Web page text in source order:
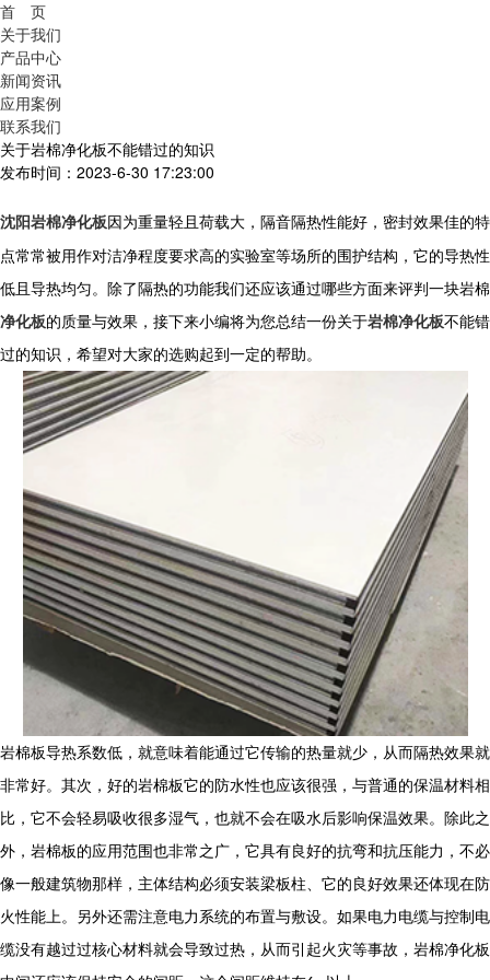
首 页
关于我们
产品中心
新闻资讯
应用案例
联系我们
关于岩棉净化板不能错过的知识
发布时间：2023-6-30 17:23:00
沈阳岩棉净化板因为重量轻且荷载大，隔音隔热性能好，密封效果佳的特
点常常被用作对洁净程度要求高的实验室等场所的围护结构，它的导热性
低且导热均匀。除了隔热的功能我们还应该通过哪些方面来评判一块岩棉
净化板的质量与效果，接下来小编将为您总结一份关于岩棉净化板不能错
过的知识，希望对大家的选购起到一定的帮助。
岩棉板导热系数低，就意味着能通过它传输的热量就少，从而隔热效果就
非常好。其次，好的岩棉板它的防水性也应该很强，与普通的保温材料相
比，它不会轻易吸收很多湿气，也就不会在吸水后影响保温效果。除此之
外，岩棉板的应用范围也非常之广，它具有良好的抗弯和抗压能力，不必
像一般建筑物那样，主体结构必须安装梁板柱、它的良好效果还体现在防
火性能上。另外还需注意电力系统的布置与敷设。如果电力电缆与控制电
缆没有越过过核心材料就会导致过热，从而引起火灾等事故，岩棉净化板